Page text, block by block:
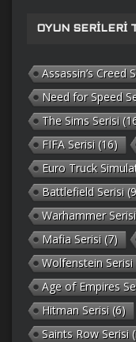
OYUN SERILERI
Assassin’s Creed
Need for Speed
The Sims Serisi
FIFA Serisi (16)
Euro Truck
Battlefield Serisi
Warhammer Serisi
Mafia Serisi (7)
Wolfenstein Serisi
Age of Empires
Hitman Serisi (6)
Saints Row Serisi